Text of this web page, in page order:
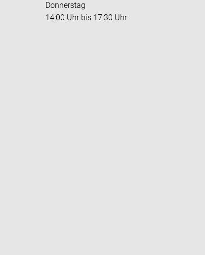
Donnerstag
14:00 Uhr bis 17:30 Uhr